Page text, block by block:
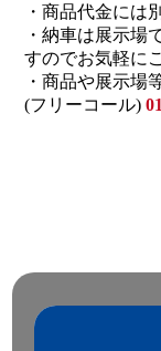
・商品代金には
・納車は展示場
すのでお気軽に
・商品や展示場
(フリーコール)